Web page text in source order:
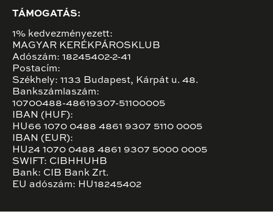
TÁMOGATÁS:
1% kedvezményezett:
MAGYAR KERÉKPÁROSKLUB
Adószám: 18245402-2-41
Postacím:
Székhely: 1133 Budapest, Kárpát u. 48.
Bankszámlaszám:
10700488-48619307-51100005
IBAN (HUF):
HU66 1070 0488 4861 9307 5110 0005
IBAN (EUR):
HU24 1070 0488 4861 9307 5000 0005
SWIFT: CIBHHUHB
Bank: CIB Bank Zrt.
EU adószám: HU18245402